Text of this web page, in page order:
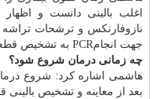
اغلب بالینی دانست و
نازوفارنكس و ترشحات
جهت انجامPCR به تشخیص قطعی بیماری كمك می نماید.
چه زمانی درمان شروع شود؟
هاشمی اشاره كرد: شروع
بعد از معاینه و تشخیص بالینی